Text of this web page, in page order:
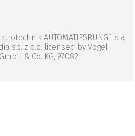
AUTOMATIESRUNG” is a
sp. z o.o. licensed by Vogel
& Co. KG, 97082